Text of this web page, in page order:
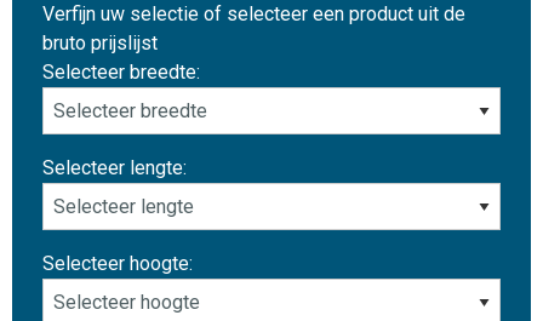
Verfijn uw selectie of selecteer een product uit de
bruto prijslijst
Selecteer breedte:
Selecteer lengte:
Selecteer hoogte: